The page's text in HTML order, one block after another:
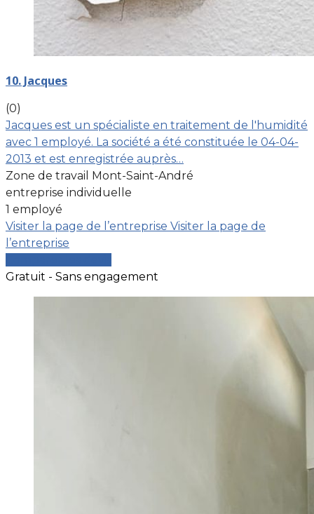
10. Jacques
(0)
Jacques est un spécialiste en traitement de l'humidité
avec 1 employé. La société a été constituée le 04-04-
2013 et est enregistrée auprès…
Zone de travail Mont-Saint-André
entreprise individuelle
1 employé
Visiter la page de l’entreprise Visiter la page de
l’entreprise
Gratuit - Sans engagement